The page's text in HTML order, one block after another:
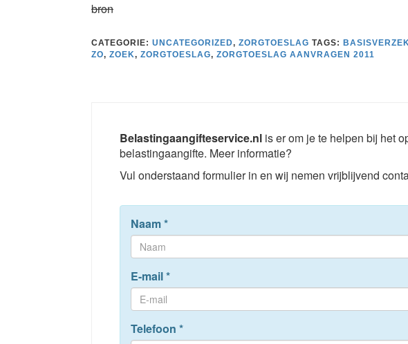
bron
CATEGORIE: UNCATEGORIZED, ZORGTOESLAG TAGS:
ZO, ZOEK, ZORGTOESLAG, ZORGTOESLAG AANVRAGEN 2011
Belastingaangifteservice.nl is er om je te helpen bij het
belastingaangifte. Meer informatie?
Vul onderstaand formulier in en wij nemen vrijblijvend
Naam*
E-mail*
Telefoon *